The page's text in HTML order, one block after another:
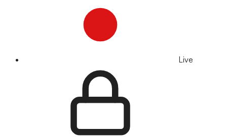
Live